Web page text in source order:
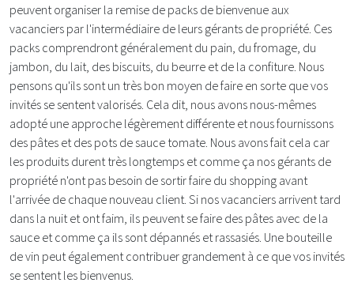
peuvent organiser la remise de packs de bienvenue aux
vacanciers par l'intermédiaire de leurs gérants de propriété. Ces
packs comprendront généralement du pain, du fromage, du
jambon, du lait, des biscuits, du beurre et de la confiture. Nous
pensons qu'ils sont un très bon moyen de faire en sorte que vos
invités se sentent valorisés. Cela dit, nous avons nous-mêmes
adopté une approche légèrement différente et nous fournissons
des pâtes et des pots de sauce tomate. Nous avons fait cela car
les produits durent très longtemps et comme ça nos gérants de
propriété n'ont pas besoin de sortir faire du shopping avant
l'arrivée de chaque nouveau client. Si nos vacanciers arrivent tard
dans la nuit et ont faim, ils peuvent se faire des pâtes avec de la
sauce et comme ça ils sont dépannés et rassasiés. Une bouteille
de vin peut également contribuer grandement à ce que vos invités
se sentent les bienvenus.